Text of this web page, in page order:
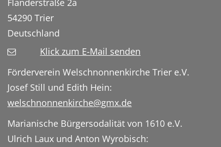
Flanderstraße 2a
54290 Trier
Deutschland
Klick zum E-Mail senden
Förderverein Welschnonnenkirche Trier e.V.
Josef Still und Edith Hein:
welschnonnenkirche@gmx.de
Marianische Bürgersodalität von 1610 e.V.
Ulrich Laux und Anton Wyrobisch: